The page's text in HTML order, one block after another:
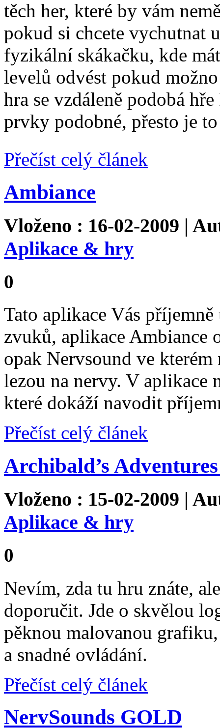
těch her, které by vám
pokud si chcete vychutnat
fyzikální skákačku, kde
levelů odvést pokud
hra se vzdáleně podobá
prvky podobné, přesto je
Přečíst celý článek
Ambiance
Vloženo : 16-02-2009 |
Aplikace & hry
0
Tato aplikace Vás
zvuků, aplikace Ambiance
opak Nervsound ve
lezou na nervy. V aplikace
které dokáží navodit
Přečíst celý článek
Archibald’s
Vloženo : 15-02-2009 |
Aplikace & hry
0
Nevím, zda tu hru znáte,
doporučit. Jde o skvělou
pěknou malovanou
a snadné ovládání.
Přečíst celý článek
NervSounds GOLD